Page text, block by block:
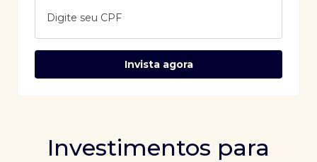
Digite seu CPF
Invista agora
Investimentos para